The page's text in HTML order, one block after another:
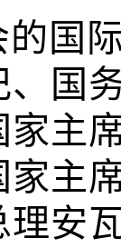
的国
、国
家主
家主
理安